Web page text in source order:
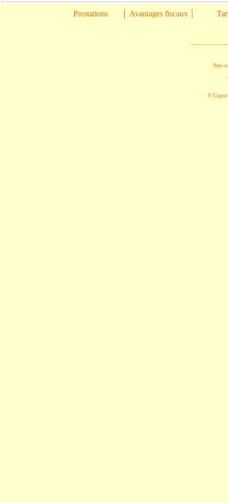
Prestations Avantages fiscaux
Site
©